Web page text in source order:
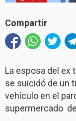
Compartir
La esposa del ex
se suicidó de un
vehículo en el
supermercado